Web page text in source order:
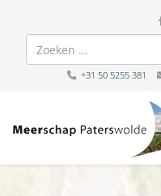
Zoeken
+31 50 5255 381